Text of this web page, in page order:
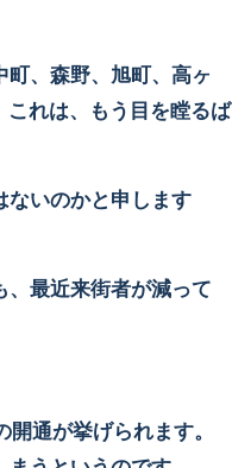
、森野、旭町、高ヶ
これは、もう目を瞠るば
いのかと申します
最近来街者が減って
通が挙げられます。